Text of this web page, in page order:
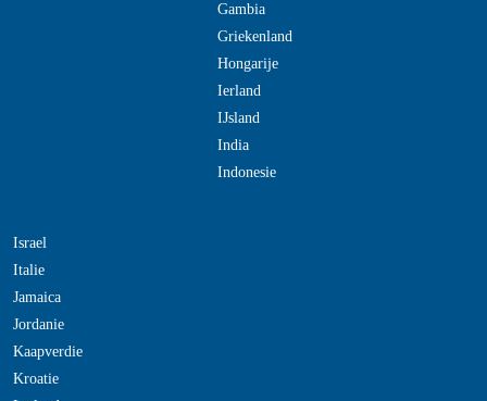
Gambia
Griekenland
Hongarije
Ierland
IJsland
India
Indonesie
Israel
Italie
Jamaica
Jordanie
Kaapverdie
Kroatie